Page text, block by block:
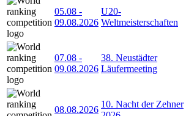
05.08 -
09.08.2026
U20-
Weltmeisterschaften
07.08 -
09.08.2026
38. Neustädter
Läufermeeting
08.08.2026
10. Nacht der Zehner